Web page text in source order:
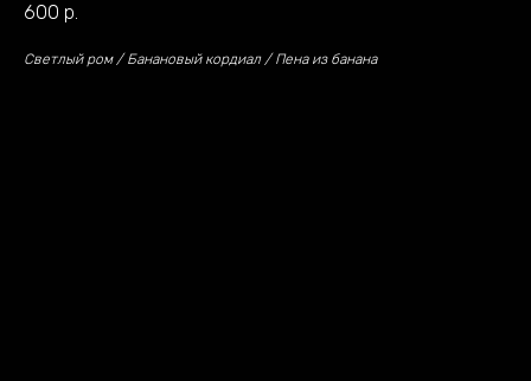
600 р.
Светлый ром / Банановый кордиал / Пена из банана